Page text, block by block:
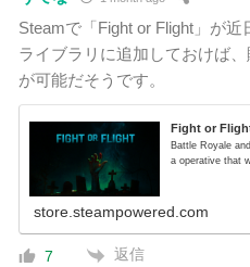
Steamで「Fight or Flight」が近
ライブラリに追加しておけば
が可能だそうです。
Fight or
Battle Royale
a operative that
store.steampowered.com
7 返信